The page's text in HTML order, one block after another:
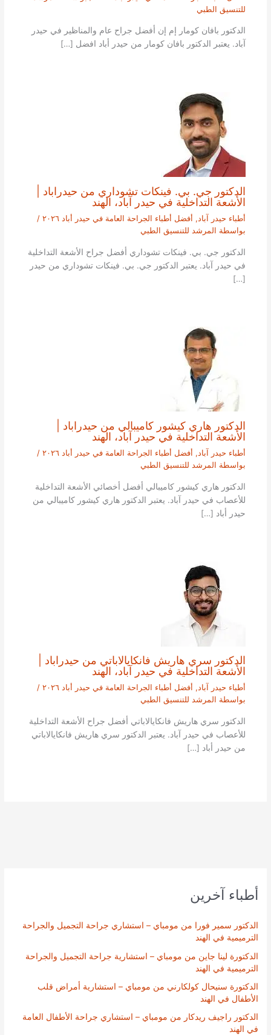
أطباء آخرين
الدكتور سمير فورا من مومباي – استشاري جراحة التجميل والجراحة
الترميمية في الهند
الدكتورة لينا جاين من مومباي – استشارية جراحة التجميل والجراحة
الترميمية في الهند
الدكتورة سنيحال كولكارني من مومباي – استشارية أمراض قلب
الأطفال في الهند
الدكتور راجيف ريدكار من مومباي – استشاري جراحة الأطفال العامة
في الهند
للتنسيق الطبي
الدكتور بافان كومار إم إن أفضل جراح عام والمناظير في حيدر
آباد. يعتبر الدكتور بافان كومار من حيدر أباد افضل […]
الدكتور جي. بي. فينكات تشوداري من حيدراباد |
الأشعة التداخلية في حيدر آباد، الهند
أطباء حيدر آباد , أفضل أطباء الجراحة العامة في حيدر أباد ٢٠٢٦
/
بواسطة المرشد للتنسيق الطبي
الدكتور جي. بي. فينكات تشوداري أفضل جراح الأشعة التداخلية
في حيدر آباد. يعتبر الدكتور جي. بي. فينكات تشوداري من حيدر
[…]
الدكتور هاري كيشور كاميبالي من حيدراباد |
الأشعة التداخلية في حيدر آباد، الهند
أطباء حيدر آباد, أفضل أطباء الجراحة العامة في حيدر أباد ٢٠٢٦
/
بواسطة المرشد للتنسيق الطبي
الدكتور هاري كيشور كاميبالي أفضل أخصائي الأشعة التداخلية
للأعصاب في حيدر آباد. يعتبر الدكتور هاري كيشور كاميبالي من
حيدر أباد […]
الدكتور سري هاريش فانكايالاباتي من حيدراباد |
الأشعة التداخلية في حيدر آباد، الهند
أطباء حيدر آباد, أفضل أطباء الجراحة العامة في حيدر أباد ٢٠٢٦
/
بواسطة المرشد للتنسيق الطبي
الدكتور سري هاريش فانكايالاباتي أفضل جراح الأشعة التداخلية
للأعصاب في حيدر آباد. يعتبر الدكتور سري هاريش فانكايالاباتي
من حيدر أباد […]